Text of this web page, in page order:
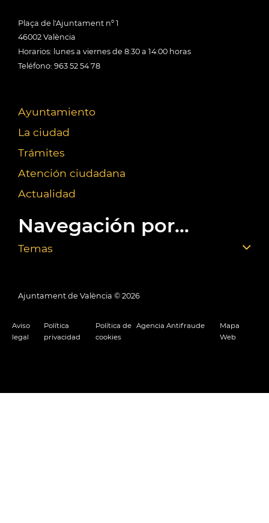
Plaça de l'Ajuntament nº 1
46002 València
Horarios: lunes a viernes de 8:30 a 14:00 horas
Teléfono: 963 52 54 78
Ayuntamiento
La ciudad
Trámites
Atención ciudadana
Actualidad
Navegación por...
Temas
Ajuntament de València © 2026
Aviso
legal
Política
privacidad
Política de
cookies
Agencia Antifraude
Mapa
Web